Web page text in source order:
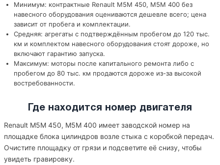
Минимум: контрактные Renault M5M 450, M5M 400 без
навесного оборудования оцениваются дешевле всего; цена
зависит от пробега и комплектации.
Средняя: агрегаты с подтверждённым пробегом до 120 тыс.
км и комплектом навесного оборудования стоят дороже, но
включают гарантию запуска.
Максимум: моторы после капитального ремонта либо с
пробегом до 80 тыс. км продаются дороже из-за высокой
востребованности.
Где находится номер двигателя
Renault M5M 450, M5M 400 имеет заводской номер на
площадке блока цилиндров возле стыка с коробкой передач.
Очистите площадку от грязи и подсветите её снизу, чтобы
увидеть гравировку.